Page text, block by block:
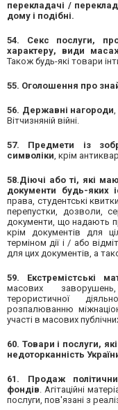
перекладачі /
дому і подібні.
54. Секс послуги,
характеру, види
Також будь-які товари
55. Оголошення про
56. Державні нагороди,
Вітчизняній війні.
57. Предмети із
символіки, крім
58.Діючі або ті, які
документи будь-яких
права, студентські
перепустки, дозволи,
документи, що надають
крім документів для
терміном дії і / або
для цих документів, а
59. Екстремістські
масових
терористичної
розпалюванню
участі в масових
60. Товари і послуги,
недоторканність
61. Продаж
фондів. Агітаційні
послуги, пов'язані з